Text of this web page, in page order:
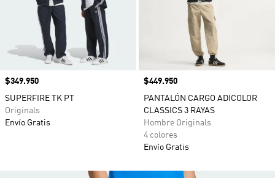
Precio
$349.950
SUPERFIRE TK PT
Originals
Envío Gratis
Precio
$449.950
PANTALÓN CARGO ADICOLOR
CLASSICS 3 RAYAS
Hombre Originals
4 colores
Envío Gratis